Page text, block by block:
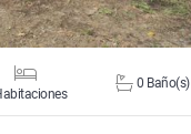
0 Baño(s)